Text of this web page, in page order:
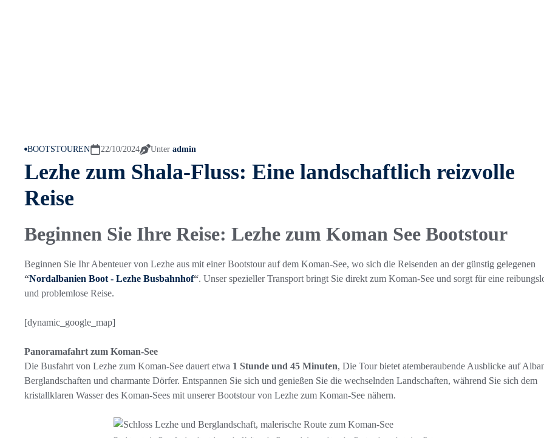
BOOTSTOUREN 22/10/2024 Unter admin
Lezhe zum Shala-Fluss: Eine landschaftlich reizvolle
Reise
Beginnen Sie Ihre Reise: Lezhe zum Koman See Bootstour
Beginnen Sie Ihr Abenteuer von Lezhe aus mit einer Bootstour auf dem Koman-See, wo sich die Reisenden an der günstig gelegenen
“Nordalbanien Boot - Lezhe Busbahnhof“. Unser spezieller Transport bringt Sie direkt zum Koman-See und sorgt für eine
und problemlose Reise.
[dynamic_google_map]
Panoramafahrt zum Koman-See
Die Busfahrt von Lezhe zum Koman-See dauert etwa 1 Stunde und 45 Minuten, Die Tour bietet atemberaubende Ausblicke auf
Berglandschaften und charmante Dörfer. Entspannen Sie sich und genießen Sie die wechselnden Landschaften, während Sie sich dem
kristallklaren Wasser des Koman-Sees mit unserer Bootstour von Lezhe zum Koman-See nähern.